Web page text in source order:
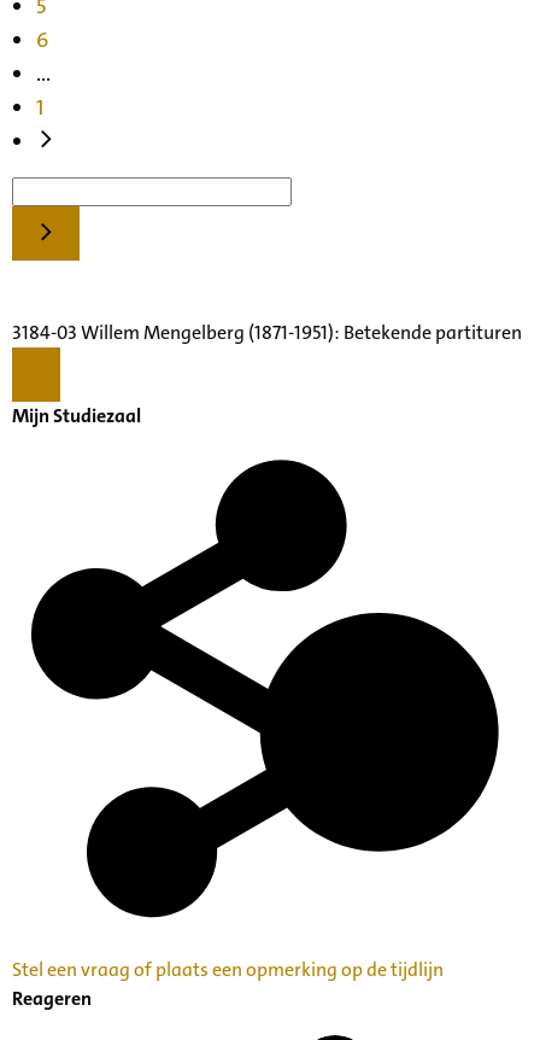
6
...
1
3184-03 Willem Mengelberg (1871-1951): Betekende partituren
Mijn Studiezaal
Stel een vraag of plaats een opmerking op de tijdlijn
Reageren